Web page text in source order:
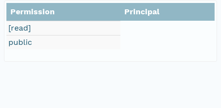
Permission
Principal
[read]
public